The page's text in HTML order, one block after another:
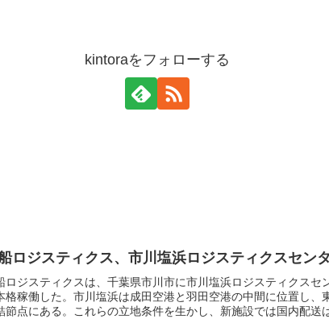
kintoraをフォローする
ロジスティクス、市川塩浜ロジスティクスセン
ロジスティクスは、千葉県市川市に市川塩浜ロジスティクスセ
格稼働した。市川塩浜は成田空港と羽田空港の中間に位置し、
節点にある。これらの立地条件を生かし、新施設では国内配送